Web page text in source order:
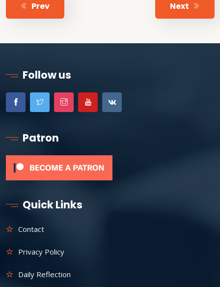
Prev Next
Follow us
Patron
Quick Links
Contact
Privacy Policy
Daily Reflection